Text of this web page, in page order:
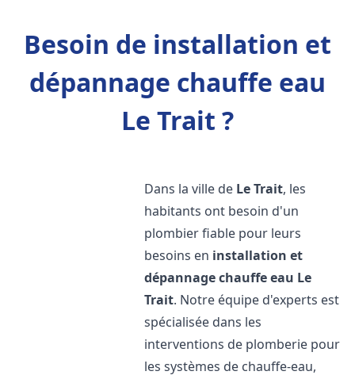
Besoin de installation et
dépannage chauffe eau
Le Trait ?
Dans la ville de Le Trait, les
habitants ont besoin d'un
plombier fiable pour leurs
besoins en installation et
dépannage chauffe eau Le
Trait. Notre équipe d'experts est
spécialisée dans les
interventions de plomberie pour
les systèmes de chauffe-eau,